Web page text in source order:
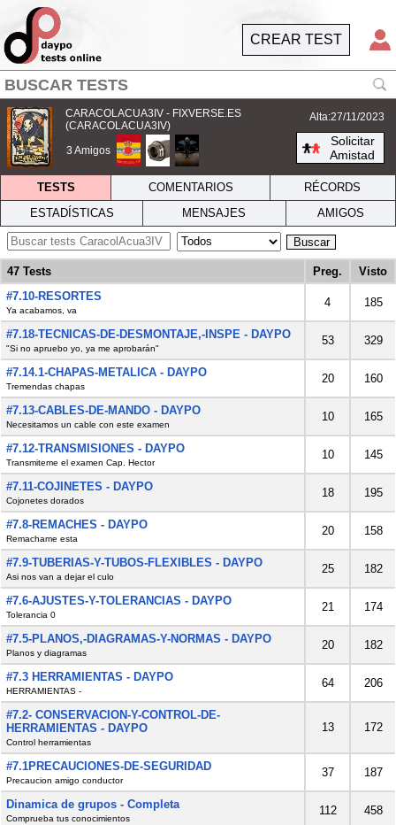
CREAR TEST
CARACOLACUA3IV - FIXVERSE.ES
(CARACOLACUA3IV)
3 Amigos
Alta:27/11/2023
Solicitar
Amistad
TESTS COMENTARIOS
RÉCORDS
ESTADÍSTICAS
MENSAJES AMIGOS
Buscar
47 Tests Preg.
Visto
#7.10-RESORTES
Ya acabamos, va
4 185
#7.18-TECNICAS-DE-DESMONTAJE,-INSPE - DAYPO
"Si no apruebo yo, ya me aprobarán"
53 329
#7.14.1-CHAPAS-METALICA - DAYPO
Tremendas chapas
20 160
#7.13-CABLES-DE-MANDO - DAYPO
Necesitamos un cable con este examen
10 165
#7.12-TRANSMISIONES - DAYPO
Transmiteme el examen Cap. Hector
10 145
#7.11-COJINETES - DAYPO
Cojonetes dorados
18 195
#7.8-REMACHES - DAYPO
Remachame esta
20 158
#7.9-TUBERIAS-Y-TUBOS-FLEXIBLES - DAYPO
Asi nos van a dejar el culo
25 182
#7.6-AJUSTES-Y-TOLERANCIAS - DAYPO
Tolerancia 0
21 174
#7.5-PLANOS,-DIAGRAMAS-Y-NORMAS - DAYPO
Planos y diagramas
20 182
#7.3 HERRAMIENTAS - DAYPO
HERRAMIENTAS -
64 206
#7.2- CONSERVACION-Y-CONTROL-DE-
HERRAMIENTAS - DAYPO
Control herramientas
13 172
#7.1PRECAUCIONES-DE-SEGURIDAD
Precaucion amigo conductor
37 187
Dinamica de grupos - Completa
Comprueba tus conocimientos
112 458